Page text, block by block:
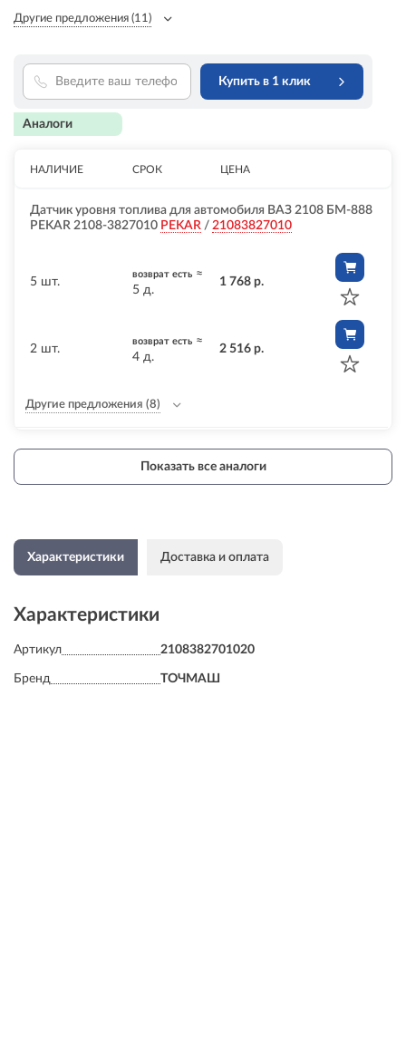
Другие предложения (11)
Купить в 1 клик
Аналоги
НАЛИЧИЕ СРОК ЦЕНА
Датчик уровня топлива для автомобиля ВАЗ 2108 БМ-888
PEKAR 2108-3827010 PEKAR / 21083827010
5 шт.
возврат есть ≈
5 д.
1 768 р.
2 шт.
возврат есть ≈
4 д.
2 516 р.
Другие предложения (8)
Показать все аналоги
Характеристики Доставка и оплата
Характеристики
Артикул 2108382701020
Бренд ТОЧМАШ